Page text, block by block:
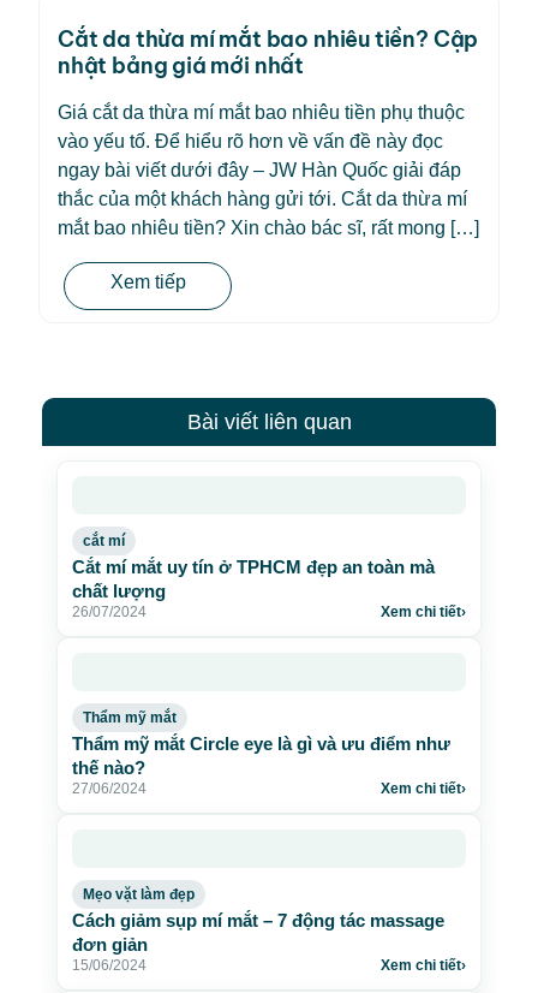
Cắt da thừa mí mắt bao nhiêu tiền? Cập
nhật bảng giá mới nhất
Giá cắt da thừa mí mắt bao nhiêu tiền phụ thuộc
vào yếu tố. Để hiểu rõ hơn về vấn đề này đọc
ngay bài viết dưới đây – JW Hàn Quốc giải đáp
thắc của một khách hàng gửi tới. Cắt da thừa mí
mắt bao nhiêu tiền? Xin chào bác sĩ, rất mong […]
Xem tiếp
Bài viết liên quan
cắt mí
Cắt mí mắt uy tín ở TPHCM đẹp an toàn mà
chất lượng
26/07/2024 Xem chi tiết›
Thẩm mỹ mắt
Thẩm mỹ mắt Circle eye là gì và ưu điểm như
thế nào?
27/06/2024 Xem chi tiết›
Mẹo vặt làm đẹp
Cách giảm sụp mí mắt – 7 động tác massage
đơn giản
15/06/2024 Xem chi tiết›